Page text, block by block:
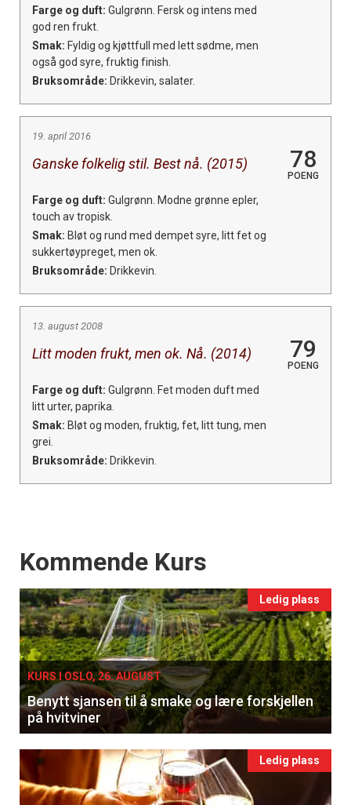
Farge og duft: Gulgrønn. Fersk og intens med
god ren frukt.
Smak: Fyldig og kjøttfull med lett sødme, men
også god syre, fruktig finish.
Bruksområde: Drikkevin, salater.
19. april 2016
Ganske folkelig stil. Best nå. (2015) 78
POENG
Farge og duft: Gulgrønn. Modne grønne epler,
touch av tropisk.
Smak: Bløt og rund med dempet syre, litt fet og
sukkertøypreget, men ok.
Bruksområde: Drikkevin.
13. august 2008
Litt moden frukt, men ok. Nå. (2014) 79
POENG
Farge og duft: Gulgrønn. Fet moden duft med
litt urter, paprika.
Smak: Bløt og moden, fruktig, fet, litt tung, men
grei.
Bruksområde: Drikkevin.
Events
Kommende Kurs
Ledig plass
KURS I OSLO, 26. AUGUST
Benytt sjansen til å smake og lære forskjellen
på hvitviner
Ledig plass